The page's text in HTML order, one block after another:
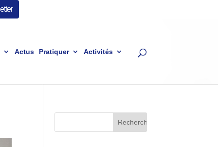
Actus Pratiquer Activités